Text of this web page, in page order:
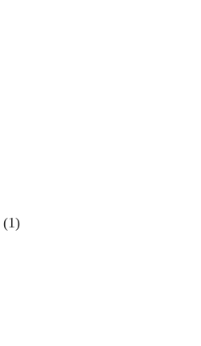
(1)